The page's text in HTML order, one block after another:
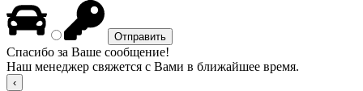
Спасибо за Ваше сообщение!
Наш менеджер свяжется с Вами в ближайшее время.